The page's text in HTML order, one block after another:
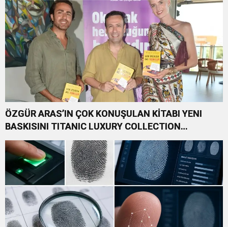
ÖZGÜR ARAS’IN ÇOK KONUŞULAN KİTABI YENI
BASKISINI TITANIC LUXURY COLLECTION
BODRUM’DA KUTLADI